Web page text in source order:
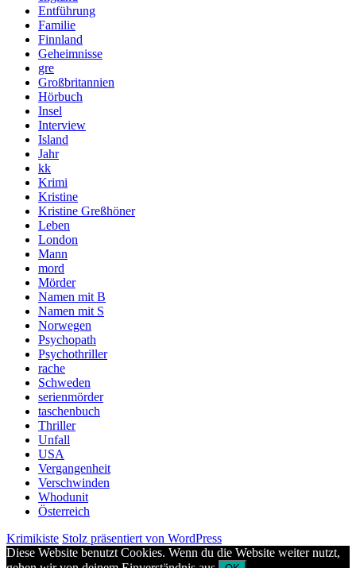
Entführung
Familie
Finnland
Geheimnisse
gre
Großbritannien
Hörbuch
Insel
Interview
Island
Jahr
kk
Krimi
Kristine
Kristine Greßhöner
Leben
London
Mann
mord
Mörder
Namen mit B
Namen mit S
Norwegen
Psychopath
Psychothriller
rache
Schweden
serienmörder
taschenbuch
Thriller
Unfall
USA
Vergangenheit
Verschwinden
Whodunit
Österreich
Krimikiste Stolz präsentiert von WordPress
Diese Website benutzt Cookies. Wenn du die Website weiter nutzt,